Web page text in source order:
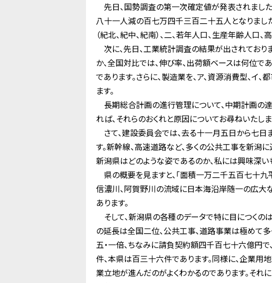
先日、国勢調査の第一次確定値が発表されまし
八十一人減の百七万四千三百二十五人となりまし
（紀北、紀中、紀南）、二、若年人口、生産年齢人
次に、先日、工業統計調査の結果が出されてお
か、全国対比では、伸び率、出荷額ベースは何位で
であります。さらに、製造業を、ア、資源消費型、
ます。
長期総合計画の進行管理について、中期計画の
れば、それらのおくれと原因についてお尋ねいたしま
さて、建設委員会では、去る十一月五日から七日
す。新幹線、高速道路など、多くの公共工事を新潟
新潟県はどのような姿であるのか、私には興味深い
県の概要を見ますと、「面積一万二千五百七十
信濃川、阿賀野川の流域に日本海沿岸随一の広大
あります。
そして、新潟県の各種のデータで特に目につく
の延長は全国二位、公共工事、道路事業は極めて
五・一倍、ちなみに請負契約額四千百七十六億円
件、本県は百三十六件であります。同様に、企業
業立地が進んだのがよくわかるのであります。そ